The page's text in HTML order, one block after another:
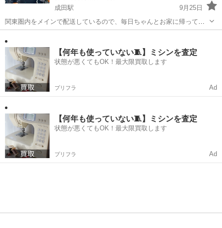
成田駅
9月25日
関東圏内をメインで配送しているので、毎日ちゃんとお家に帰って休
むことができます。 社宅は独身者向け～ファミリー向けまで揃ってお
り、即入居できます。 未経験者でも安心して仕事が覚えられるよう
に、しっかりとした教育カリキュラ...
【何年も使っていない🧵】ミシンを査定
状態が悪くてもOK！最大限買取します
プリフラ Ad
【何年も使っていない🧵】ミシンを査定
状態が悪くてもOK！最大限買取します
プリフラ Ad